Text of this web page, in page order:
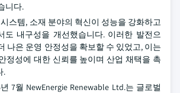
니다.
스템, 소재 분야의 혁신이 성능을 강화하고
도 내구성을 개선했습니다. 이러한 발전으
나은 운영 안정성을 확보할 수 있었고, 이는
정성에 대한 신뢰를 높이며 산업 채택을 촉
.
7월 NewEnergie Renewable Ltd.는 글로벌